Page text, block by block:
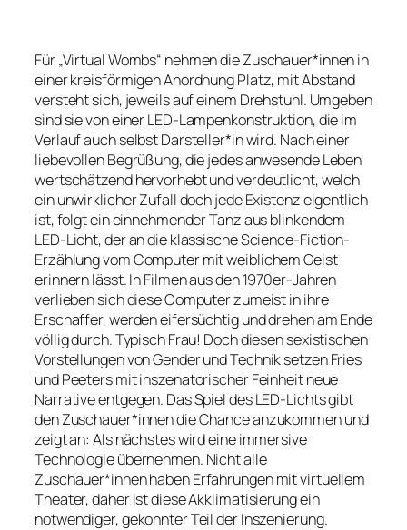
Für „Virtual Wombs“ nehmen die Zuschauer*innen in
einer kreisförmigen Anordnung Platz, mit Abstand
versteht sich, jeweils auf einem Drehstuhl. Umgeben
sind sie von einer LED-Lampenkonstruktion, die im
Verlauf auch selbst Darsteller*in wird. Nach einer
liebevollen Begrüßung, die jedes anwesende Leben
wertschätzend hervorhebt und verdeutlicht, welch
ein unwirklicher Zufall doch jede Existenz eigentlich
ist, folgt ein einnehmender Tanz aus blinkendem
LED-Licht, der an die klassische Science-Fiction-
Erzählung vom Computer mit weiblichem Geist
erinnern lässt. In Filmen aus den 1970er-Jahren
verlieben sich diese Computer zumeist in ihre
Erschaffer, werden eifersüchtig und drehen am Ende
völlig durch. Typisch Frau! Doch diesen sexistischen
Vorstellungen von Gender und Technik setzen Fries
und Peeters mit inszenatorischer Feinheit neue
Narrative entgegen. Das Spiel des LED-Lichts gibt
den Zuschauer*innen die Chance anzukommen und
zeigt an: Als nächstes wird eine immersive
Technologie übernehmen. Nicht alle
Zuschauer*innen haben Erfahrungen mit virtuellem
Theater, daher ist diese Akklimatisierung ein
notwendiger, gekonnter Teil der Inszenierung.